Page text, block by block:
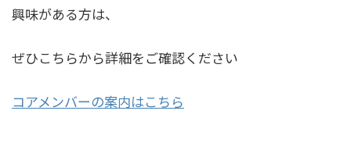
興味がある方は、
ぜひこちらから詳細をご確認ください
コアメンバーの案内はこちら